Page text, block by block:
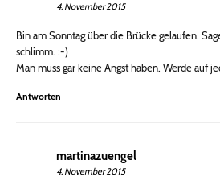
4. November 2015
Bin am Sonntag über die Brücke gelaufen.
schlimm. :-)
Man muss gar keine Angst haben. Werde auf
Antworten
martinazuengel
4. November 2015